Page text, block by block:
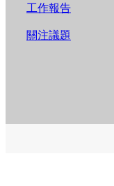
工作報告
關注議題